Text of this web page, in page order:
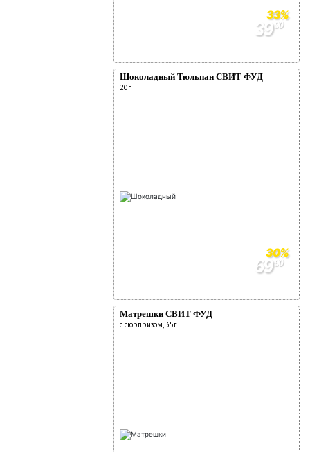
33%
3990
Шоколадный Тюльпан СВИТ ФУД
20г
30%
6990
Матрешки СВИТ ФУД
с сюрпризом, 35г